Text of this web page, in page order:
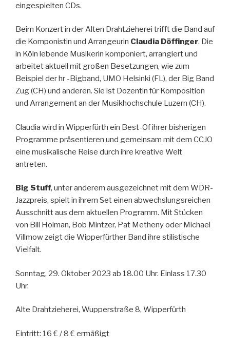
eingespielten CDs.
Beim Konzert in der Alten Drahtzieherei trifft die Band auf
die Komponistin und Arrangeurin Claudia Döffinger. Die
in Köln lebende Musikerin komponiert, arrangiert und
arbeitet aktuell mit großen Besetzungen, wie zum
Beispiel der hr -Bigband, UMO Helsinki (FL), der Big Band
Zug (CH) und anderen. Sie ist Dozentin für Komposition
und Arrangement an der Musikhochschule Luzern (CH).
Claudia wird in Wipperfürth ein Best-Of ihrer bisherigen
Programme präsentieren und gemeinsam mit dem CCJO
eine musikalische Reise durch ihre kreative Welt
antreten.
Big Stuff, unter anderem ausgezeichnet mit dem WDR-
Jazzpreis, spielt in ihrem Set einen abwechslungsreichen
Ausschnitt aus dem aktuellen Programm. Mit Stücken
von Bill Holman, Bob Mintzer, Pat Metheny oder Michael
Villmow zeigt die Wipperfürther Band ihre stilistische
Vielfalt.
Sonntag, 29. Oktober 2023 ab 18.00 Uhr. Einlass 17.30
Uhr.
Alte Drahtzieherei, Wupperstraße 8, Wipperfürth
Eintritt: 16 € / 8 € ermäßigt